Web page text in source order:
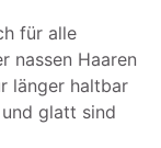
für alle
nassen Haaren
länger haltbar
glatt sind